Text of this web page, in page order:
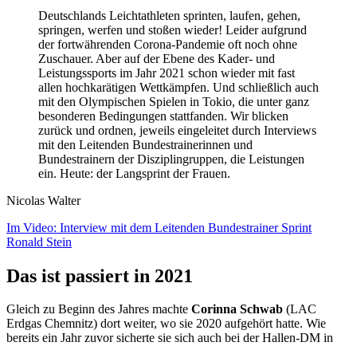
Deutschlands Leichtathleten sprinten, laufen, gehen,
springen, werfen und stoßen wieder! Leider aufgrund
der fortwährenden Corona-Pandemie oft noch ohne
Zuschauer. Aber auf der Ebene des Kader- und
Leistungssports im Jahr 2021 schon wieder mit fast
allen hochkarätigen Wettkämpfen. Und schließlich auch
mit den Olympischen Spielen in Tokio, die unter ganz
besonderen Bedingungen stattfanden. Wir blicken
zurück und ordnen, jeweils eingeleitet durch Interviews
mit den Leitenden Bundestrainerinnen und
Bundestrainern der Disziplingruppen, die Leistungen
ein. Heute: der Langsprint der Frauen.
Nicolas Walter
Im Video: Interview mit dem Leitenden Bundestrainer Sprint
Ronald Stein
Das ist passiert in 2021
Gleich zu Beginn des Jahres machte Corinna Schwab (LAC
Erdgas Chemnitz) dort weiter, wo sie 2020 aufgehört hatte. Wie
bereits ein Jahr zuvor sicherte sie sich auch bei der Hallen-DM in